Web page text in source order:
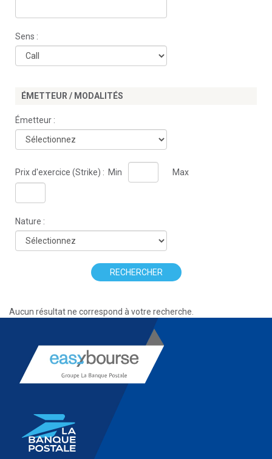
Sens :
ÉMETTEUR / MODALITÉS
Émetteur :
Prix d'exercice (Strike) : Min Max
Nature :
RECHERCHER
Aucun résultat ne correspond à votre recherche.